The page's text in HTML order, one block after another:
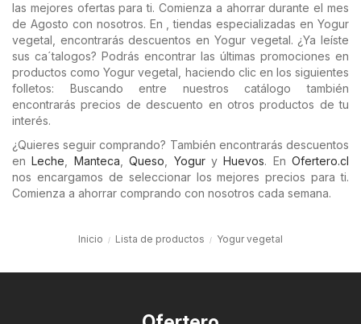
las mejores ofertas para ti. Comienza a ahorrar durante el mes
de Agosto con nosotros. En , tiendas especializadas en Yogur
vegetal, encontrarás descuentos en Yogur vegetal. ¿Ya leíste
sus ca´talogos? Podrás encontrar las últimas promociones en
productos como Yogur vegetal, haciendo clic en los siguientes
folletos: Buscando entre nuestros catálogo también
encontrarás precios de descuento en otros productos de tu
interés.
¿Quieres seguir comprando? También encontrarás descuentos
enLeche Manteca ,Queso YoguryHuevos. En Ofertero.cl
nos encargamos de seleccionar los mejores precios para ti.
Comienza a ahorrar comprando con nosotros cada semana.
Inicio Lista de productos Yogur vegetal